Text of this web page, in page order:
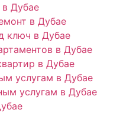
Дубае
в Дубае
ключ в Дубае
в Дубае
в Дубае
услугам в Дубае
услугам в Дубае